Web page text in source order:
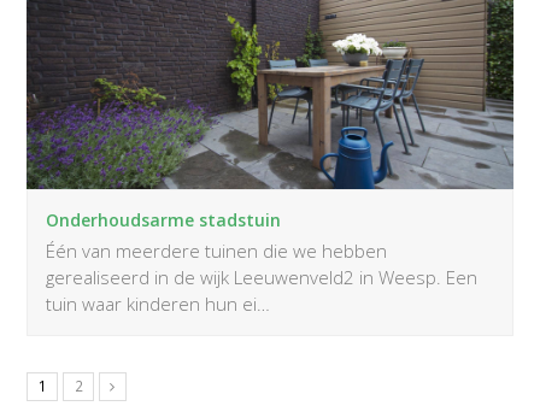
Onderhoudsarme stadstuin
Één van meerdere tuinen die we hebben
gerealiseerd in de wijk Leeuwenveld2 in Weesp. Een
tuin waar kinderen hun ei…
1 2